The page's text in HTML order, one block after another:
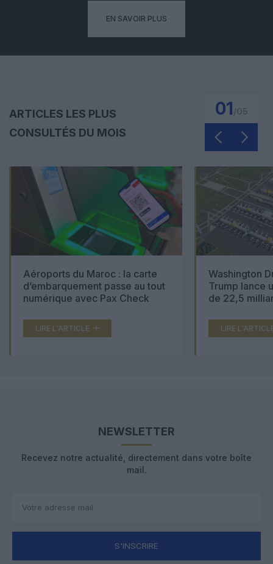
EN SAVOIR PLUS
ARTICLES LES PLUS
CONSULTÉS DU MOIS
01
Aéroports du Maroc : la carte
d’embarquement passe au tout
numérique avec Pax Check
LIRE L'ARTICLE
Washington
Trump lance
de 22,5
LIRE
NEWSLETTER
Recevez notre actualité, directement dans votre boîte
mail.
S'INSCRIRE